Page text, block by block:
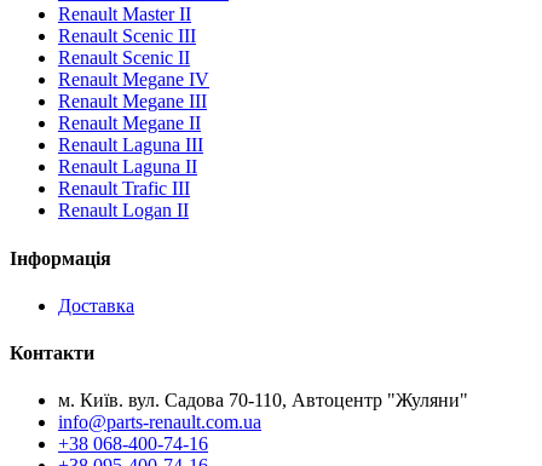
Renault Master II
Renault Scenic III
Renault Scenic II
Renault Megane IV
Renault Megane III
Renault Megane II
Renault Laguna III
Renault Laguna II
Renault Trafic III
Renault Logan II
Інформація
Доставка
Контакти
м. Київ. вул. Садова 70-110, Автоцентр "Жуляни"
info@parts-renault.com.ua
+38 068-400-74-16